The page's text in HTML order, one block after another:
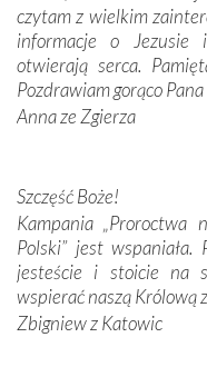
Krzyżową w ich
domy, w których żyli.
W miejscu objawień
przywiezione wraz z
spotykaliśmy się
Portugalczyków.
zwyczaje. Mimo że
oddalone, w żaden
Sprawiła to
kulturowa bliskość
wspólnej wierze.
czytam z wielkim
informacje o Jezusie
otwierają serca.
Pozdrawiam gorąco
Anna ze Zgierza
Szczęść Boże!
Kampania „Proroctwa
Polski” jest
jesteście i stoicie na
wspierać naszą Królową
Zbigniew z Katowic